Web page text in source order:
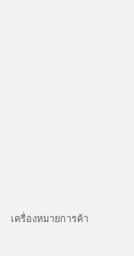
เครื่องหมายการค้า